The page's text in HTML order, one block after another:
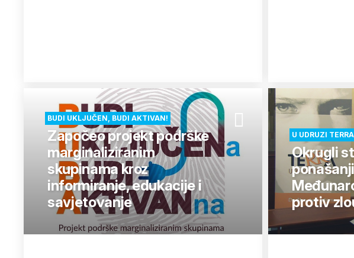
BUDI UKLJUČEN, BUDI AKTIVAN!
Započeo projekt podrške
marginaliziranim
skupinama kroz
informiranje, edukacije i
savjetovanje
U UDRUZI
Okrugli
protiv